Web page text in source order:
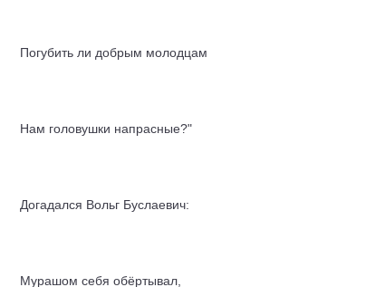
Погубить ли добрым молодцам
Нам головушки напрасные?"
Догадался Вольг Буслаевич:
Мурашом себя обёртывал,